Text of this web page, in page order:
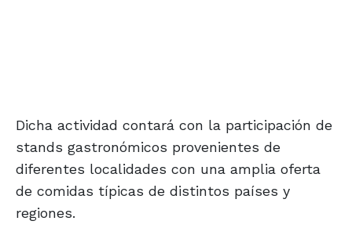
Dicha actividad contará con la participación de
stands gastronómicos provenientes de
diferentes localidades con una amplia oferta
de comidas típicas de distintos países y
regiones.